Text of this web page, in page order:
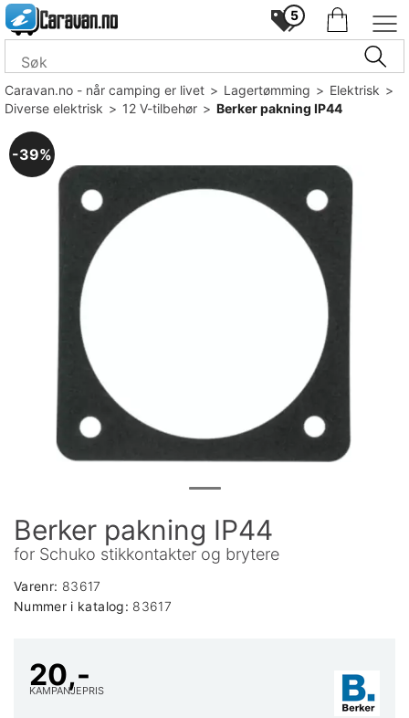
5
Caravan.no - når camping er livet>Lagertømming>Elektrisk>
Diverse elektrisk>12 V-tilbehør>Berker pakning IP44
39%
Berker pakning IP44
for Schuko stikkontakter og brytere
Varenr: 83617
Nummer i katalog: 83617
20,-
KAMPANJEPRIS